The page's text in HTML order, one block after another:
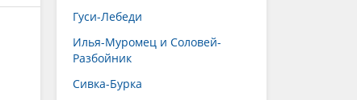
Гуси-Лебеди
Илья-Муромец и Соловей-
Разбойник
Сивка-Бурка